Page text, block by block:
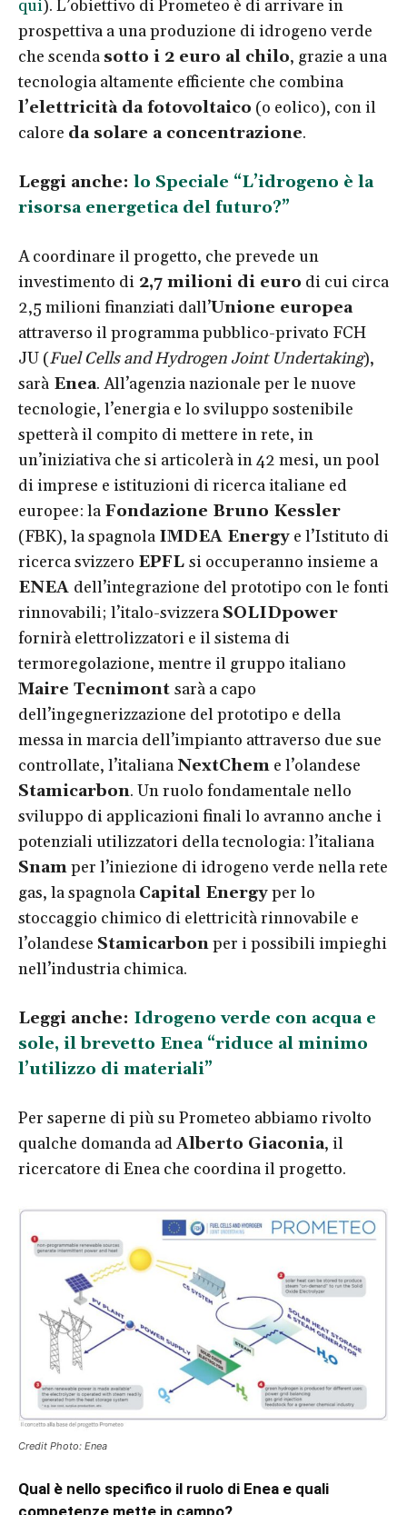
qui). L’obiettivo di Prometeo è di arrivare in
prospettiva a una produzione di idrogeno verde
che scenda sotto i 2 euro al chilo, grazie a una
tecnologia altamente efficiente che combina
l’elettricità da fotovoltaico (o eolico), con il
calore da solare a concentrazione.
Leggi anche: lo Speciale “L’idrogeno è la
risorsa energetica del futuro?”
A coordinare il progetto, che prevede un
investimento di 2,7 milioni di euro di cui circa
2,5 milioni finanziati dall’Unione europea
attraverso il programma pubblico-privato FCH
JU (Fuel Cells and Hydrogen Joint Undertaking),
sarà Enea. All’agenzia nazionale per le nuove
tecnologie, l’energia e lo sviluppo sostenibile
spetterà il compito di mettere in rete, in
un’iniziativa che si articolerà in 42 mesi, un pool
di imprese e istituzioni di ricerca italiane ed
europee: la Fondazione Bruno Kessler
(FBK), la spagnola IMDEA Energy e l’Istituto di
ricerca svizzero EPFL si occuperanno insieme a
ENEA dell’integrazione del prototipo con le fonti
rinnovabili; l’italo-svizzera SOLIDpower
fornirà elettrolizzatori e il sistema di
termoregolazione, mentre il gruppo italiano
Maire Tecnimont sarà a capo
dell’ingegnerizzazione del prototipo e della
messa in marcia dell’impianto attraverso due sue
controllate, l’italiana NextChem e l’olandese
Stamicarbon. Un ruolo fondamentale nello
sviluppo di applicazioni finali lo avranno anche i
potenziali utilizzatori della tecnologia: l’italiana
Snamper l’iniezione di idrogeno verde nella rete
gas, la spagnola Capital Energyper lo
stoccaggio chimico di elettricità rinnovabile e
l’olandese Stamicarbonper i possibili impieghi
nell’industria chimica.
Leggi anche: Idrogeno verde con acqua e
sole, il brevetto Enea “riduce al minimo
l’utilizzo di materiali”
Per saperne di più su Prometeo abbiamo rivolto
qualche domanda adAlberto Giaconia, il
ricercatore di Enea che coordina il progetto.
Credit Photo: Enea
Qual è nello specifico il ruolo di Enea e quali